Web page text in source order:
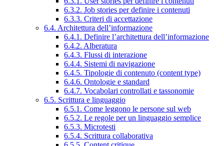
6.3.2. Job stories per definire i contenuti
6.3.3. Criteri di accettazione
6.4. Architettura dell’informazione
6.4.1. Definire l’architettura dell’informazione
6.4.2. Alberatura
6.4.3. Flussi di interazione
6.4.4. Sistemi di navigazione
6.4.5. Tipologie di contenuto (content type)
6.4.6. Ontologie e standard
6.4.7. Vocabolari controllati e tassonomie
6.5. Scrittura e linguaggio
6.5.1. Come leggono le persone sul web
6.5.2. Le regole per un linguaggio semplice
6.5.3. Microtesti
6.5.4. Scrittura collaborativa